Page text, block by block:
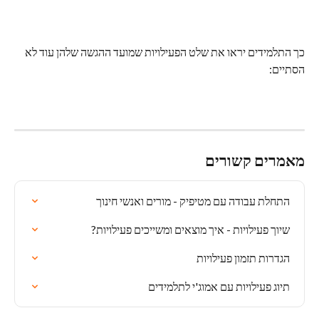
כך התלמידים יראו את שלט הפעילויות שמועד ההגשה שלהן עוד לא
הסתיים:
מאמרים קשורים
התחלת עבודה עם מטיפיק - מורים ואנשי חינוך
שיוך פעילויות - איך מוצאים ומשייכים פעילויות?
הגדרות תזמון פעילויות
תיוג פעילויות עם אמוג'י לתלמידים